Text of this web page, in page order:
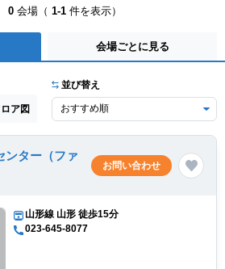
0 会場（ 1-1 件を表示）
会場ごとに見る
ア図
並び替え
ンター（ファ
お問い合わせ
山形線 山形 徒歩15分
023-645-8077